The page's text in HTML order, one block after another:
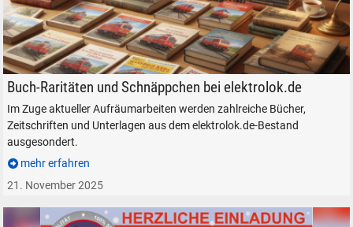
Eisenbahn Literatur Bücher Hefte Elektroloks Antiquariat
Buch-Raritäten und Schnäppchen bei elektrolok.de
Im Zuge aktueller Aufräumarbeiten werden zahlreiche Bücher,
Zeitschriften und Unterlagen aus dem elektrolok.de-Bestand
ausgesondert.
mehr erfahren
21. November 2025